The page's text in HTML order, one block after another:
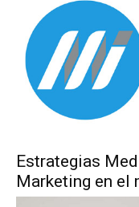
Estrategias
Marketing en el